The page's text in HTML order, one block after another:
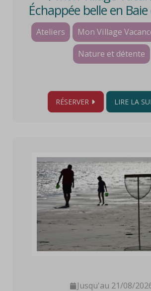
Échappée belle en
(Ado/Adulte)
Ateliers
Mon Village
Nature et détente
RÉSERVER LIRE LA
Jusqu'au 21/08/